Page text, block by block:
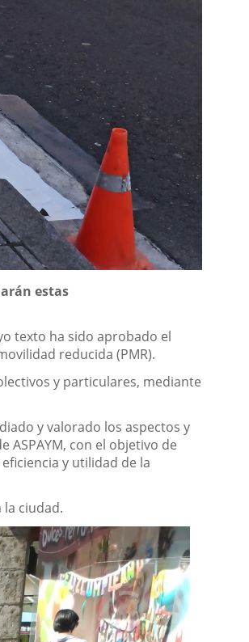
estas
texto ha sido aprobado el
reducida (PMR).
y particulares, mediante
y valorado los aspectos y
con el objetivo de
y utilidad de la
la ciudad.